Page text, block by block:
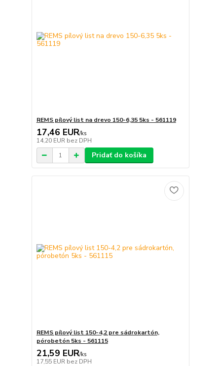
REMS pílový list na drevo 150-6,35 5ks - 561119
17,46 EUR/ks
14,20 EUR bez DPH
Pridať do košíka
REMS pílový list 150-4,2 pre sádrokartón,
pórobetón 5ks - 561115
21,59 EUR/ks
17,55 EUR bez DPH